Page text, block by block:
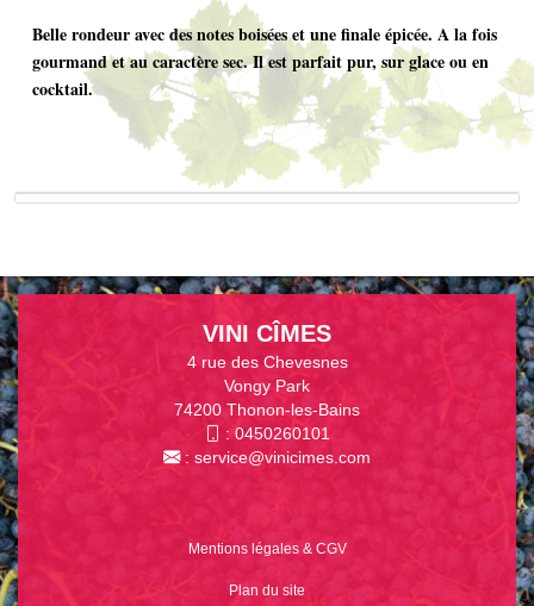
Belle rondeur avec des notes boisées et une finale épicée. A la fois
gourmand et au caractère sec. Il est parfait pur, sur glace ou en
cocktail.
VINI CÎMES
4 rue des Chevesnes
Vongy Park
74200 Thonon-les-Bains
: 0450260101
: service@vinicimes.com
Mentions légales & CGV
Plan du site